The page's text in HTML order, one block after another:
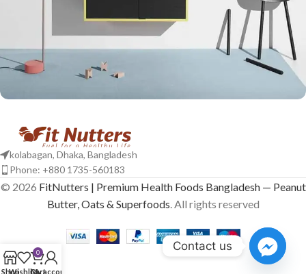
Kitchen
Suspendisse quam at vestibulum
kolabagan, Dhaka, Bangladesh
Phone: +880 1735-560183
© 2026 FitNutters | Premium Health Foods Bangladesh — Peanut
Butter, Oats & Superfoods. All rights reserved
ShopWishlist
0
Cart
My account
Contact us